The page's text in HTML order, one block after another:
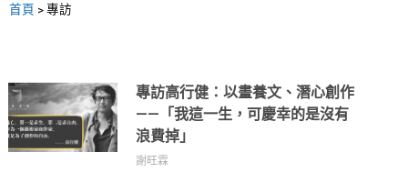
首頁 >專訪
專訪高行健：以畫養文、潛心創作
——「我這一生，可慶幸的是沒有
浪費掉」
謝旺霖